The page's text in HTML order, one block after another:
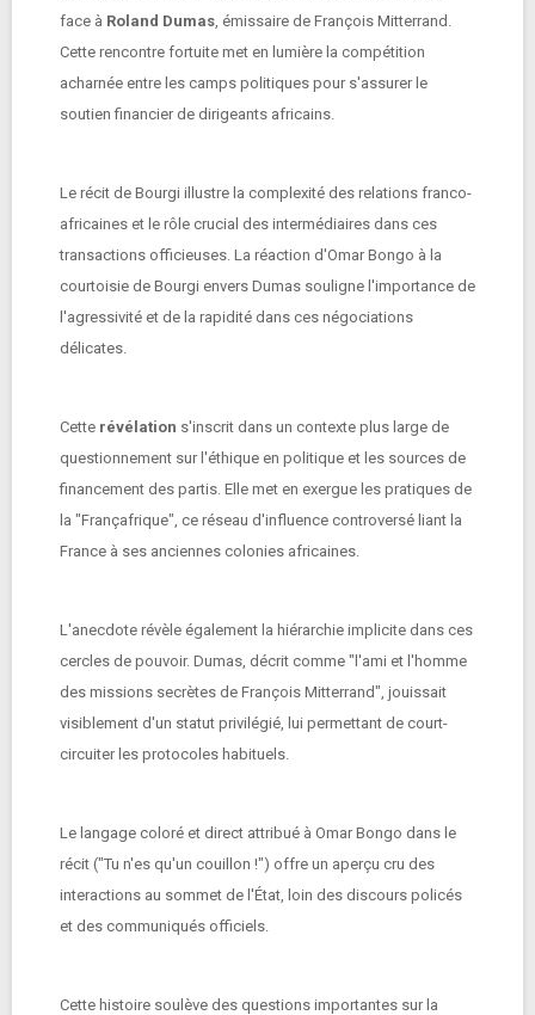
face à Roland Dumas, émissaire de François Mitterrand.
Cette rencontre fortuite met en lumière la compétition
acharnée entre les camps politiques pour s'assurer le
soutien financier de dirigeants africains.
Le récit de Bourgi illustre la complexité des relations franco-
africaines et le rôle crucial des intermédiaires dans ces
transactions officieuses. La réaction d'Omar Bongo à la
courtoisie de Bourgi envers Dumas souligne l'importance de
l'agressivité et de la rapidité dans ces négociations
délicates.
Cette révélation s'inscrit dans un contexte plus large de
questionnement sur l'éthique en politique et les sources de
financement des partis. Elle met en exergue les pratiques de
la "Françafrique", ce réseau d'influence controversé liant la
France à ses anciennes colonies africaines.
L'anecdote révèle également la hiérarchie implicite dans ces
cercles de pouvoir. Dumas, décrit comme "l'ami et l'homme
des missions secrètes de François Mitterrand", jouissait
visiblement d'un statut privilégié, lui permettant de court-
circuiter les protocoles habituels.
Le langage coloré et direct attribué à Omar Bongo dans le
récit ("Tu n'es qu'un couillon !") offre un aperçu cru des
interactions au sommet de l'État, loin des discours policés
et des communiqués officiels.
Cette histoire soulève des questions importantes sur la